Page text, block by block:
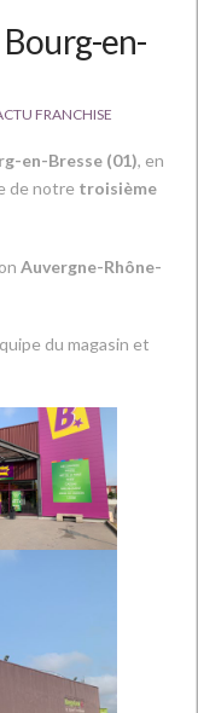
en-
FRANCHISE
en-Bresse (01), en
de notre troisième
Auvergne-Rhône-
du magasin et